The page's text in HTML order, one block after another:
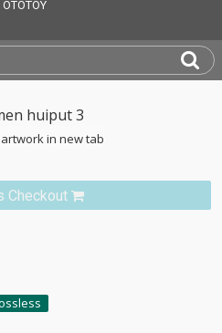
in new tab
Checkout